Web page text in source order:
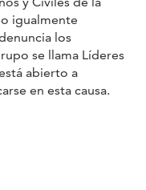
igualmente
los
se llama Líderes
abierto a
en esta causa.